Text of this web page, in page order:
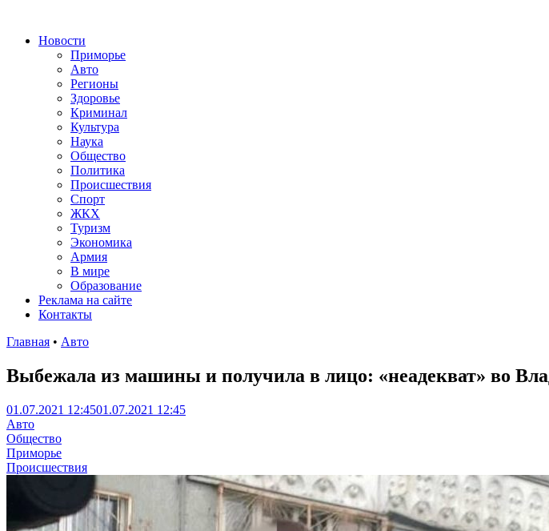
Новости
Приморье
Авто
Регионы
Здоровье
Криминал
Культура
Наука
Общество
Политика
Происшествия
Спорт
ЖКХ
Туризм
Экономика
Армия
В мире
Образование
Реклама на сайте
Контакты
Главная • Авто
Выбежала из машины и получила в лицо: «неадекват» во
01.07.2021 12:4501.07.2021 12:45
Авто
Общество
Приморье
Происшествия